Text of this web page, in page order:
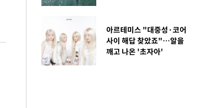
아르테미스 "대중성·코어
사이 해답 찾았죠"…알을
깨고 나온 '초자아'